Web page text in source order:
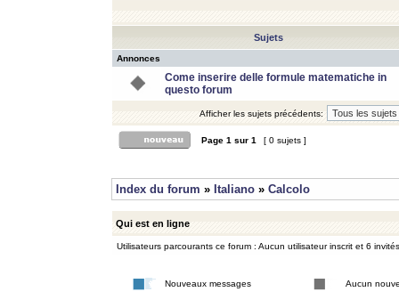
Sujets
Annonces
Come inserire delle formule matematiche in
questo forum
Afficher les sujets précédents:
Page 1 sur 1 [ 0 sujets ]
Index du forum » Italiano » Calcolo
Qui est en ligne
Utilisateurs parcourants ce forum : Aucun utilisateur inscrit et 6 invités
Nouveaux messages Aucun